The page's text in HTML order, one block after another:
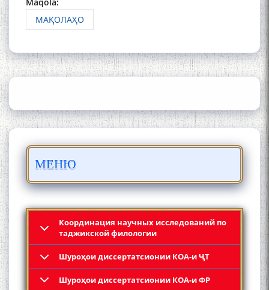
Maqola:
МАҚОЛАҲО
МЕНЮ
Координация научных исследований по
таджикской филологии
Шyроҳои диссертатсионии КОА-и ҶТ
Шyроҳои диссертатсионии КОА-и ФР
АЗ ҶОНИБИ ОЛИМОНИ
АКАДЕМИЯИ МИЛЛИИ
БО 4 000 000 СОМОНӢ
ПАЙКАРА ВА ОСОРХОНАИ
ШУД!
Кадамчо Худои Шарифзода